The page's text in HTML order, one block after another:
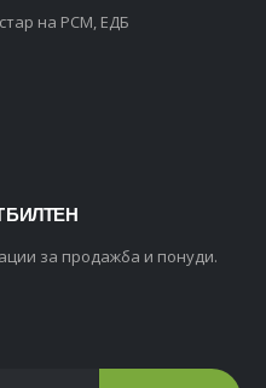
на РСМ, ЕДБ
БИЛТЕН
за продажба и понуди.